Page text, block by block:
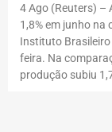
4 Ago (Reuters) –
1,8% em junho
Instituto
feira. Na
produção subiu